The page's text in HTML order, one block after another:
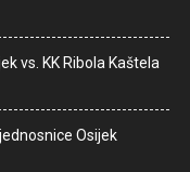
vs. KK Ribola Kaštela
Osijek